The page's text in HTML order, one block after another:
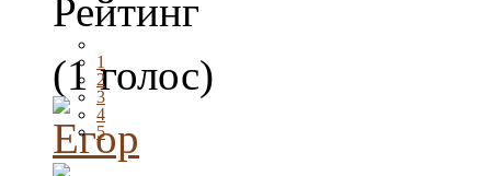
Рейтинг
1
2
3
4
5
(1 голос)